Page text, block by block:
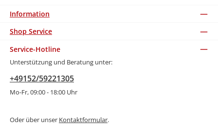
Information
Shop Service
Service-Hotline
Unterstützung und Beratung unter:
+49152/59221305
Mo-Fr, 09:00 - 18:00 Uhr
Oder über unser Kontaktformular.